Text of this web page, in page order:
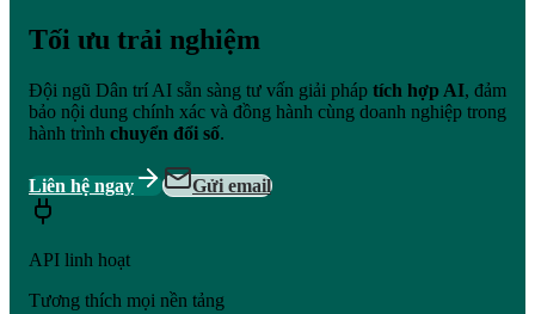
Tối ưu trải nghiệm
Đội ngũ Dân trí AI sẵn sàng tư vấn giải pháp tích hợp AI, đảm
bảo nội dung chính xác và đồng hành cùng doanh nghiệp trong
hành trình chuyển đổi số.
Liên hệ ngay Gửi email
API linh hoạt
Tương thích mọi nền tảng